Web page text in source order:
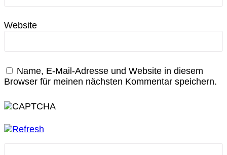
Website
Name, E-Mail-Adresse und Website in diesem
Browser für meinen nächsten Kommentar speichern.